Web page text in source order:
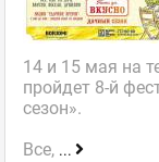
14 и 15 мая на
пройдет 8-й
сезон».
Все, ...